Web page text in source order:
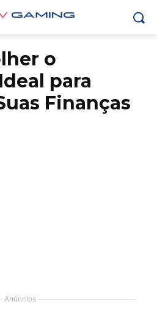
o
para
Finanças
Anúncios